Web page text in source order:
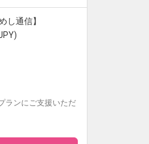
し通信】
ランにご支援いただ